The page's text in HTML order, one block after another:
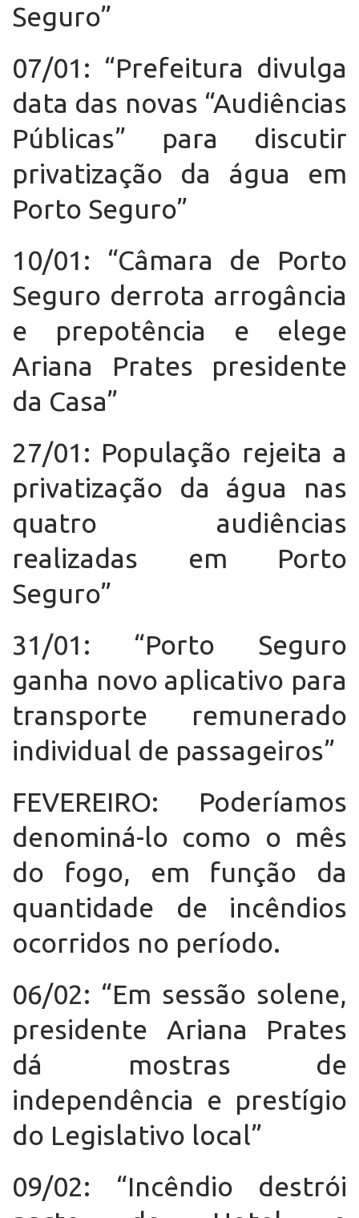
Seguro”
07/01: “Prefeitura divulga
data das novas “Audiências
Públicas” para discutir
privatização da água em
Porto Seguro”
10/01: “Câmara de Porto
Seguro derrota arrogância
e prepotência e elege
Ariana Prates presidente
da Casa”
27/01: População rejeita a
privatização da água nas
quatro audiências
realizadas em Porto
Seguro”
31/01: “Porto Seguro
ganha novo aplicativo para
transporte remunerado
individual de passageiros”
FEVEREIRO: Poderíamos
denominá-lo como o mês
do fogo, em função da
quantidade de incêndios
ocorridos no período.
06/02: “Em sessão solene,
presidente Ariana Prates
dá mostras de
independência e prestígio
do Legislativo local”
09/02: “Incêndio destrói